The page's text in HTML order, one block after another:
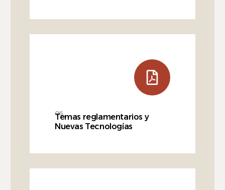
06
Temas reglamentarios y
Nuevas Tecnologías